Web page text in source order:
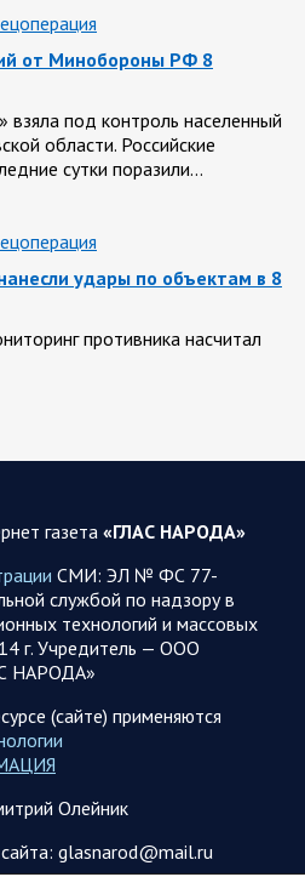
от Минобороны РФ 8
взяла под контроль населенный
области. Российские
сутки поразили…
удары по объектам в 8
противника насчитал
ПВО ночью над 15 субъектами
Курской, Липецкой,
область
проекта
предприятию необходимо
в сетевых магазинах
губернатор Роман
сельского хозяйства
Саратовской области
газета «ГЛАС НАРОДА»
СМИ: ЭЛ № ФС 77-
службой по надзору в
технологий и массовых
г. Учредитель — ООО
НАРОДА»
(сайте) применяются
Олейник
glasnarod@mail.ru